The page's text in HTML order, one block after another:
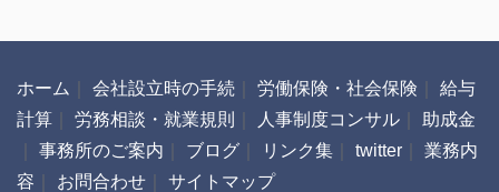
ホーム 会社設立時の手続 労働保険・社会保険
給与
計算
労務相談・就業規則 人事制度コンサル
助成金
事務所のご案内 ブログ リンク集 twitter
業務内
容
お問合わせ サイトマップ